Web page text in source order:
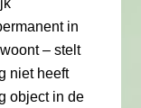
in
– stelt
niet heeft
object in de